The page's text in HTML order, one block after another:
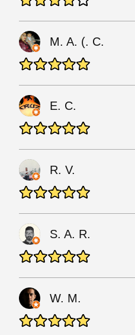
M. A. (. C.
E. C.
R. V.
S. A. R.
W. M.